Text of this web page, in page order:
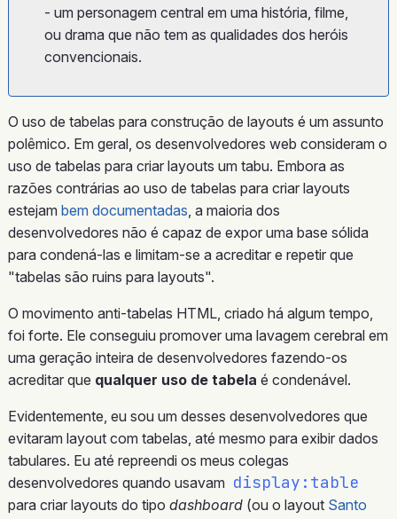
- um personagem central em uma história, filme,
ou drama que não tem as qualidades dos heróis
convencionais.
O uso de tabelas para construção de layouts é um assunto
polêmico. Em geral, os desenvolvedores web consideram o
uso de tabelas para criar layouts um tabu. Embora as
razões contrárias ao uso de tabelas para criar layouts
estejam bem documentadas , a maioria dos
desenvolvedores não é capaz de expor uma base sólida
para condená-las e limitam-se a acreditar e repetir que
"tabelas são ruins para layouts".
O movimento anti-tabelas HTML, criado há algum tempo,
foi forte. Ele conseguiu promover uma lavagem cerebral em
uma geração inteira de desenvolvedores fazendo-os
acreditar que qualquer uso de tabela é condenável.
Evidentemente, eu sou um desses desenvolvedores que
evitaram layout com tabelas, até mesmo para exibir dados
tabulares. Eu até repreendi os meus colegas
desenvolvedores quando usavam display:table
para criar layouts do tipo dashboard(ou o layout Santo